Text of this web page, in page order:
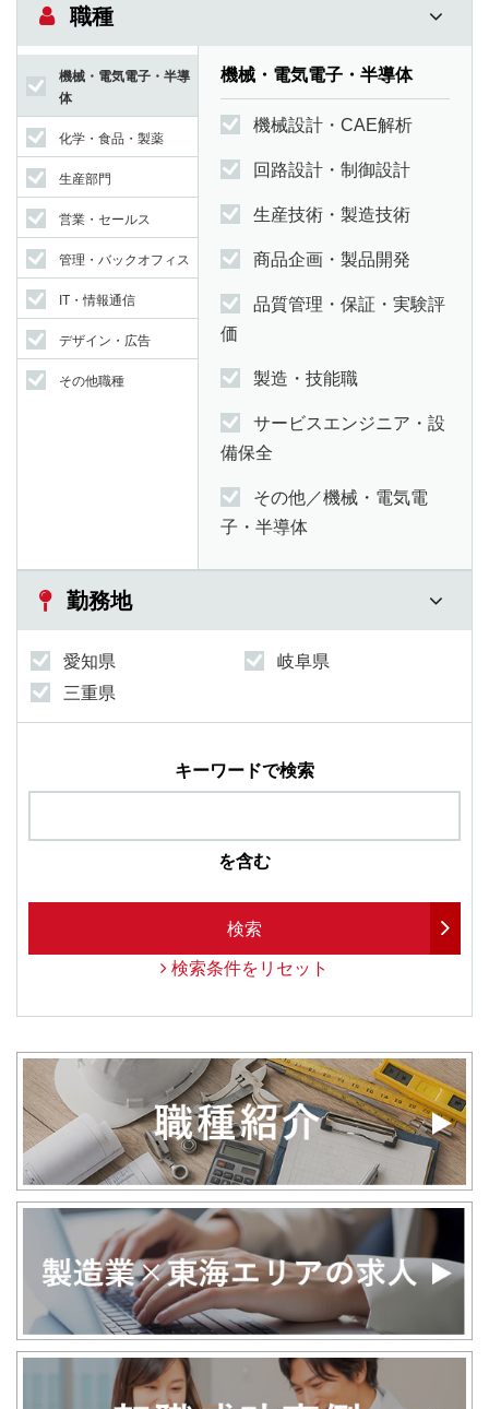
職種
機械・電気電子・半導
体
化学・食品・製薬
生産部門
営業・セールス
管理・バックオフィス
IT・情報通信
デザイン・広告
その他職種
機械・電気電子・半導体
機械設計・CAE解析
回路設計・制御設計
生産技術・製造技術
商品企画・製品開発
品質管理・保証・実験評
価
製造・技能職
サービスエンジニア・設
備保全
その他／機械・電気電
子・半導体
勤務地
愛知県
岐阜県
三重県
キーワードで検索
を含む
検索
検索条件をリセット